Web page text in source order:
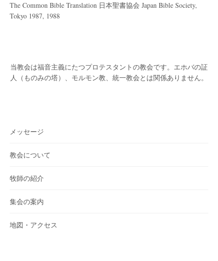
The Common Bible Translation 日本聖書協会 Japan Bible Society,
Tokyo 1987, 1988
当教会は福音主義にたつプロテスタントの教会です。 エホバの証
人（ものみの塔）、モルモン教、統一教会とは関係ありません。
メッセージ
教会について
牧師の紹介
集会の案内
地図・アクセス